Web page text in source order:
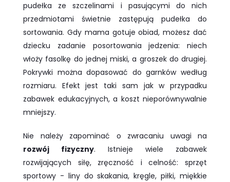
pudełka ze szczelinami i pasującymi do nich
przedmiotami świetnie zastępują pudełka do
sortowania. Gdy mama gotuje obiad, możesz dać
dziecku zadanie posortowania jedzenia: niech
włoży fasolkę do jednej miski, a groszek do drugiej.
Pokrywki można dopasować do garnków według
rozmiaru. Efekt jest taki sam jak w przypadku
zabawek edukacyjnych, a koszt nieporównywalnie
mniejszy.
Nie należy zapominać o zwracaniu uwagi na
rozwój fizyczny. Istnieje wiele zabawek
rozwijających siłę, zręczność i celność: sprzęt
sportowy - liny do skakania, kręgle, piłki, miękkie